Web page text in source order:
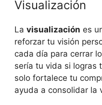
Visualización
La visualización es
reforzar tu visión
cada día para cerrar
sería tu vida si logras
solo fortalece tu
ayuda a consolidar la